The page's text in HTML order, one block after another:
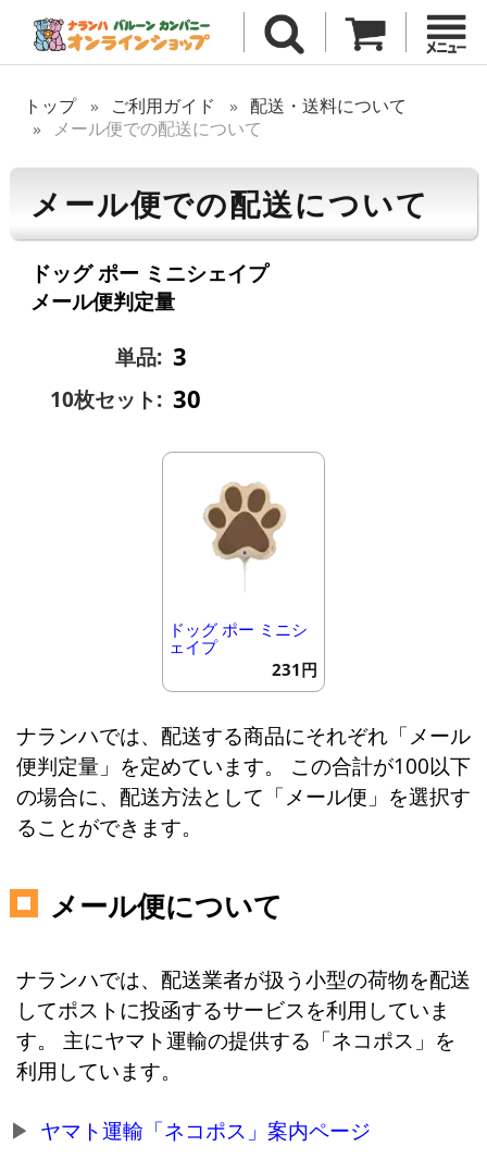
トップ ご利用ガイド
配送・送料について
メール便での配送について
メール便での配送について
ドッグ ポー ミニシェイプ
メール便判定量
単品: 3
10枚セット: 30
ドッグ ポー ミニシ
ェイプ
231円
ナランハでは、配送する商品にそれぞれ「メール
便判定量」を定めています。 この合計が100以下
の場合に、配送方法として「メール便」を選択す
ることができます。
メール便について
ナランハでは、配送業者が扱う小型の荷物を配送
してポストに投函するサービスを利用していま
す。 主にヤマト運輸の提供する「ネコポス」を
利用しています。
ヤマト運輸「ネコポス」案内ページ